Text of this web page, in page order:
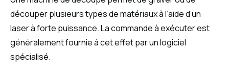
découper plusieurs types de matériaux à l’aide d’un
laser à forte puissance. La commande à exécuter est
généralement fournie à cet effet par un logiciel
spécialisé.